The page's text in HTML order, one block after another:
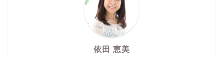
依田 恵美